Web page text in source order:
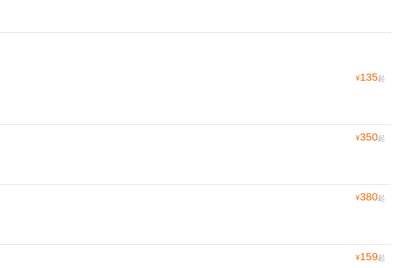
¥135起
¥350起
¥380起
¥159起